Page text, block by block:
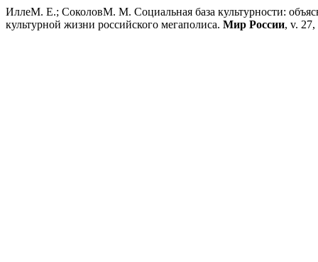
ИллеМ. Е.; СоколовМ. М. Социальная база культурности:
культурной жизни российского мегаполиса. Мир России, v.